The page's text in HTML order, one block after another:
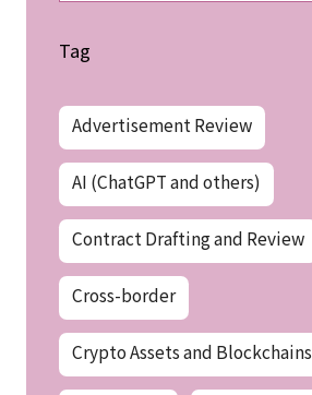
Tag
Advertisement Review
AI (ChatGPT and others)
Contract Drafting and Review
Cross-border
Crypto Assets and Blockchains